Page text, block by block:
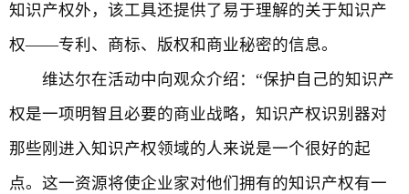
知识产权外，该工具还提供了易于理解的关于知识产
权——专利、商标、版权和商业秘密的信息。
维达尔在活动中向观众介绍：“保护自己的知识产
权是一项明智且必要的商业战略，知识产权识别器对
那些刚进入知识产权领域的人来说是一个很好的起
点。这一资源将使企业家对他们拥有的知识产权有一